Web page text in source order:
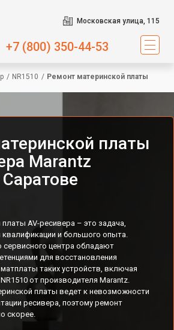
Московская улица, 115
+7 (800) 350-44-53
/ NR1510 / Ремонт материнской платы
платы
Marantz
AV-ресивера – это задача,
и большого опыта.
сервисного центра обладают
для восстановления
таких устройств, включая
от производителя Marantz.
платы ведет к невозможности
ресивера, поэтому ремонт
скорее.